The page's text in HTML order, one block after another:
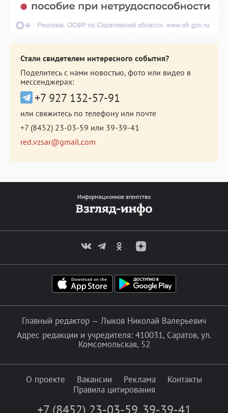
Стали свидетелем интересного события?
Поделитесь с нами новостью, фото или видео в
мессенджерах:
+7 927 132-57-91
или свяжитесь по телефону или почте
+7 (8452) 23-03-59 или 39-39-41
red.vzsar@gmail.com
Информационное агентство
Главный редактор — Лыков Николай Валерьевич
Адрес редакции и учредителя: 410031, Саратов, ул.
Комсомольская, 52
О проекте Вакансии Реклама
Контакты
Правила цитирования
+7 (8452) 23-03-59, 39-39-41